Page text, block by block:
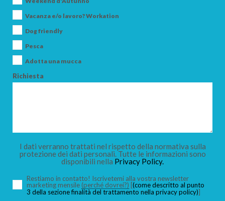
BAMBINI
CERCA
Vacanza e/o lavoro? Workation
Dog friendly
Pesca
Adotta una mucca
Richiesta
I dati verranno trattati nel rispetto della normativa sulla
protezione dei dati personali. Tutte le informazioni sono
disponibili nella Privacy Policy.
Restiamo in contatto! Iscrivetemi alla vostra newsletter
marketing mensile (perché dovrei?) [(come descritto al punto
3 della sezione finalità del trattamento nella privacy policy)]